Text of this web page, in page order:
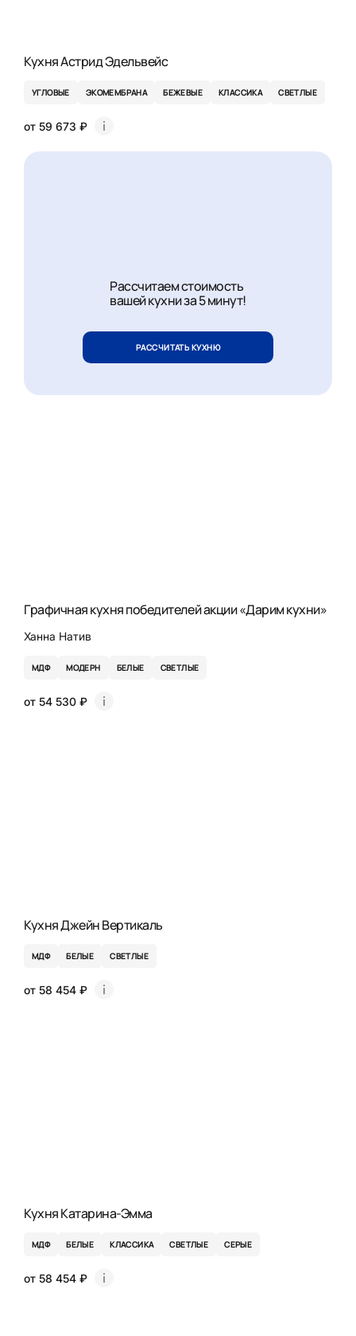
Кухня Астрид Эдельвейс
УГЛОВЫЕ ЭКОМЕМБРАНА БЕЖЕВЫЕ КЛАССИКА СВЕТЛЫЕ
от 59 673 ₽
Рассчитаем стоимость
вашей кухни за 5 минут!
РАССЧИТАТЬ КУХНЮ
Графичная кухня победителей акции «Дарим кухни»
Ханна Натив
МДФ МОДЕРН БЕЛЫЕ СВЕТЛЫЕ
от 54 530 ₽
Кухня Джейн Вертикаль
МДФ БЕЛЫЕ СВЕТЛЫЕ
от 58 454 ₽
Кухня Катарина-Эмма
МДФ БЕЛЫЕ КЛАССИКА СВЕТЛЫЕ СЕРЫЕ
от 58 454 ₽